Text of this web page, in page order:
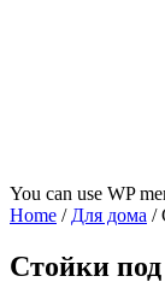
You can use WP
Home / Для дома /
Стойки под